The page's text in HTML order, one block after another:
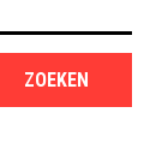
ZOEKEN